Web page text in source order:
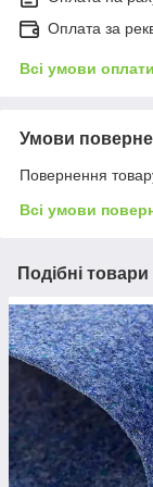
Оплата за
Всі умови оплати
Умови
Повернення
Всі умови
Подібні товари